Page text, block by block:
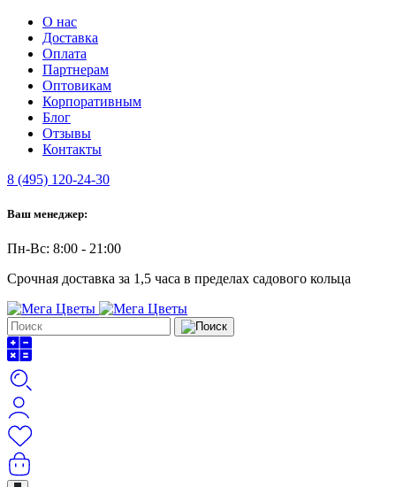
О нас
Доставка
Оплата
Партнерам
Оптовикам
Корпоративным
Блог
Отзывы
Контакты
8 (495) 120-24-30
Ваш менеджер:
Пн-Вс: 8:00 - 21:00
Срочная доставка за 1,5 часа в пределах садового кольца